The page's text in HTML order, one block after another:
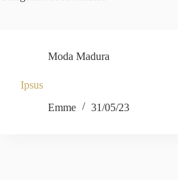
Moda Madura
Ipsus
Emme
31/05/23